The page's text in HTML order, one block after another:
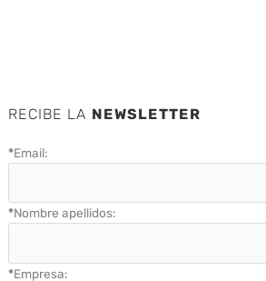
RECIBE LA NEWSLETTER
*Email:
*Nombre apellidos:
*Empresa: